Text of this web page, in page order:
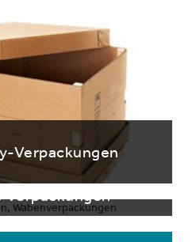
Verpackungen
Verpackungen